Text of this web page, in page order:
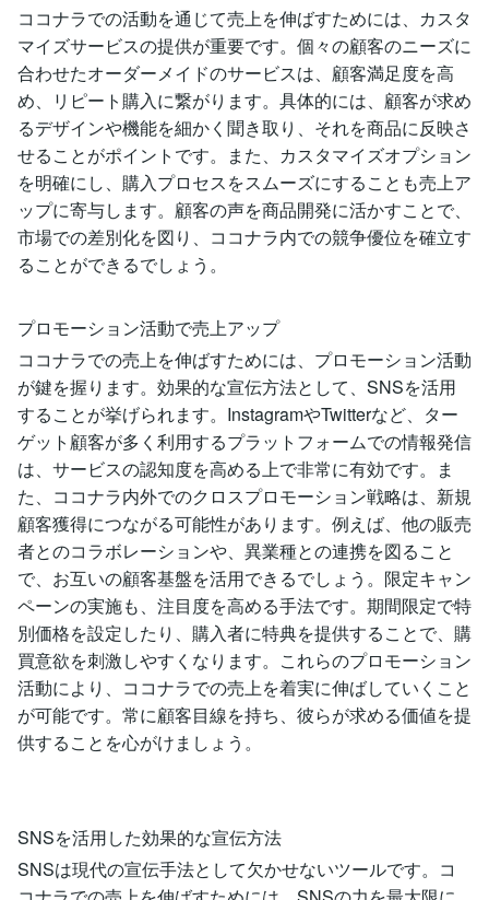
ココナラでの活動を通じて売上を伸ばすためには、カスタ
マイズサービスの提供が重要です。個々の顧客のニーズに
合わせたオーダーメイドのサービスは、顧客満足度を高
め、リピート購入に繋がります。具体的には、顧客が求め
るデザインや機能を細かく聞き取り、それを商品に反映さ
せることがポイントです。また、カスタマイズオプション
を明確にし、購入プロセスをスムーズにすることも売上ア
ップに寄与します。顧客の声を商品開発に活かすことで、
市場での差別化を図り、ココナラ内での競争優位を確立す
ることができるでしょう。
プロモーション活動で売上アップ
ココナラでの売上を伸ばすためには、プロモーション活動
が鍵を握ります。効果的な宣伝方法として、SNSを活用
することが挙げられます。InstagramやTwitterなど、ター
ゲット顧客が多く利用するプラットフォームでの情報発信
は、サービスの認知度を高める上で非常に有効です。ま
た、ココナラ内外でのクロスプロモーション戦略は、新規
顧客獲得につながる可能性があります。例えば、他の販売
者とのコラボレーションや、異業種との連携を図ること
で、お互いの顧客基盤を活用できるでしょう。限定キャン
ペーンの実施も、注目度を高める手法です。期間限定で特
別価格を設定したり、購入者に特典を提供することで、購
買意欲を刺激しやすくなります。これらのプロモーション
活動により、ココナラでの売上を着実に伸ばしていくこと
が可能です。常に顧客目線を持ち、彼らが求める価値を提
供することを心がけましょう。
SNSを活用した効果的な宣伝方法
SNSは現代の宣伝手法として欠かせないツールです。コ